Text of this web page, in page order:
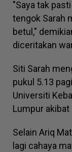
"Saya tak
tengok Sarah
betul,"
diceritakan
Siti Sarah
pukul 5.13
Universiti
Lumpur akibat
Selain Ariq
lagi cahaya